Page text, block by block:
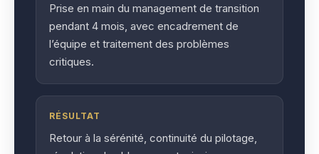
Prise en main du management de transition
pendant 4 mois, avec encadrement de
l’équipe et traitement des problèmes
critiques.
RÉSULTAT
Retour à la sérénité, continuité du pilotage,